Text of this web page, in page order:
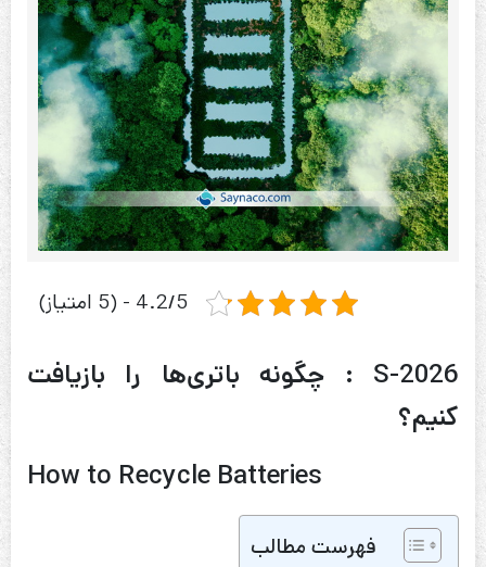
4.2/5 - (5 امتیاز)
S-2026 : چگونه باتری‌ها را بازیافت
کنیم؟
How to Recycle Batteries
فهرست مطالب